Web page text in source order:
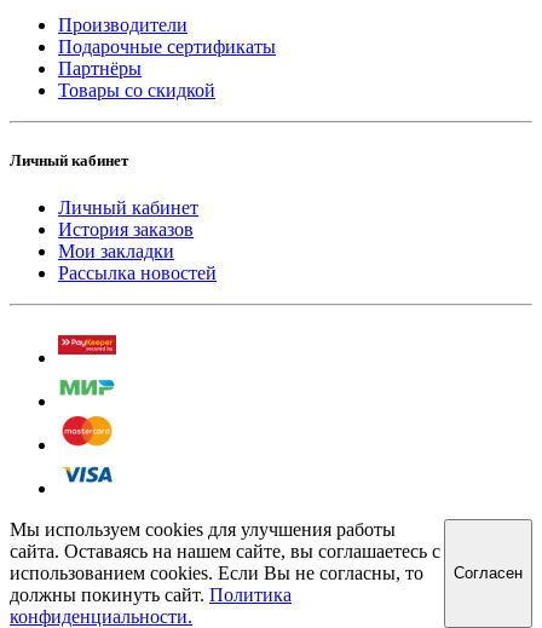
Производители
Подарочные сертификаты
Партнёры
Товары со скидкой
Личный кабинет
Личный кабинет
История заказов
Мои закладки
Рассылка новостей
Мы используем cookies для улучшения работы
сайта. Оставаясь на нашем сайте, вы соглашаетесь с
использованием cookies. Если Вы не согласны, то
должны покинуть сайт. Политика
конфиденциальности.
Cогласен